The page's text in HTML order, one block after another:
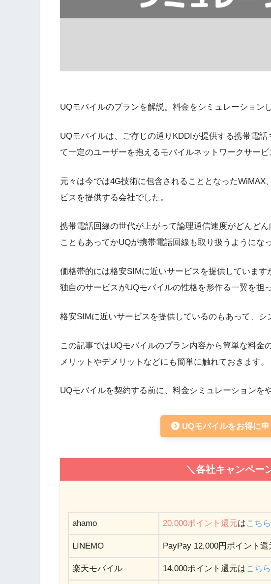
UQモバイルのプランを解説。料金をシミュレーション
UQモバイルは、ご存じの通りKDDIが提供する携帯電
て一定のユーザーを抱えるモバイルネットワークサービ
元々は今では4G技術に包含されることとなったWiMAX
ビスを提供する会社でした。
携帯電話回線の世代が上がって論理通信速度がどんど
こともあってかUQが携帯電話回線も取り扱うようにな
価格帯的には格安SIMに近いサービスを提供していま
独自のサービスがUQモバイルの性格を形作る一翼を担
格安SIMに近いサービスを提供しているのもあって、シ
この記事ではUQモバイルのプラン内容から簡単な料金
メリットやデメリットなどにも簡単に触れておきます。
UQモバイルを契約する前に、料金シミュレーションを
UQモバイルをお得に
＼各社キャンペー
ahamo 20,000ポイント還元はこちら
LINEMO PayPay 12,000円ポイント還
楽天モバイル 14,000ポイント還元はこちら